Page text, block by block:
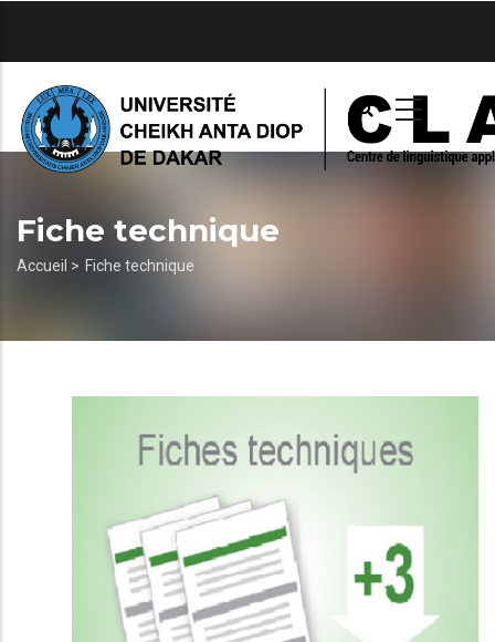
principal
Fiche technique
Fil
Accueil > Fiche technique